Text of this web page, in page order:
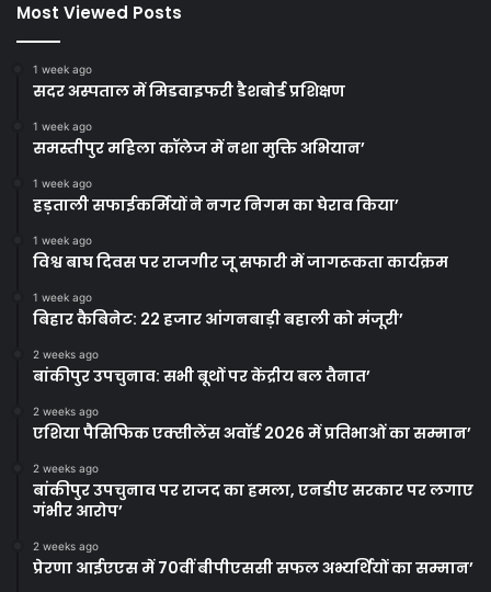
Most Viewed Posts
1 week ago
सदर अस्पताल में मिडवाइफरी डैशबोर्ड प्रशिक्षण
1 week ago
समस्तीपुर महिला कॉलेज में नशा मुक्ति अभियान’
1 week ago
हड़ताली सफाईकर्मियों ने नगर निगम का घेराव किया’
1 week ago
विश्व बाघ दिवस पर राजगीर जू सफारी में जागरूकता कार्यक्रम
1 week ago
बिहार कैबिनेट: 22 हजार आंगनबाड़ी बहाली को मंजूरी’
2 weeks ago
बांकीपुर उपचुनाव: सभी बूथों पर केंद्रीय बल तैनात’
2 weeks ago
एशिया पैसिफिक एक्सीलेंस अवॉर्ड 2026 में प्रतिभाओं का सम्मान’
2 weeks ago
बांकीपुर उपचुनाव पर राजद का हमला, एनडीए सरकार पर लगाए
गंभीर आरोप’
2 weeks ago
प्रेरणा आईएएस में 70वीं बीपीएससी सफल अभ्यर्थियों का सम्मान’